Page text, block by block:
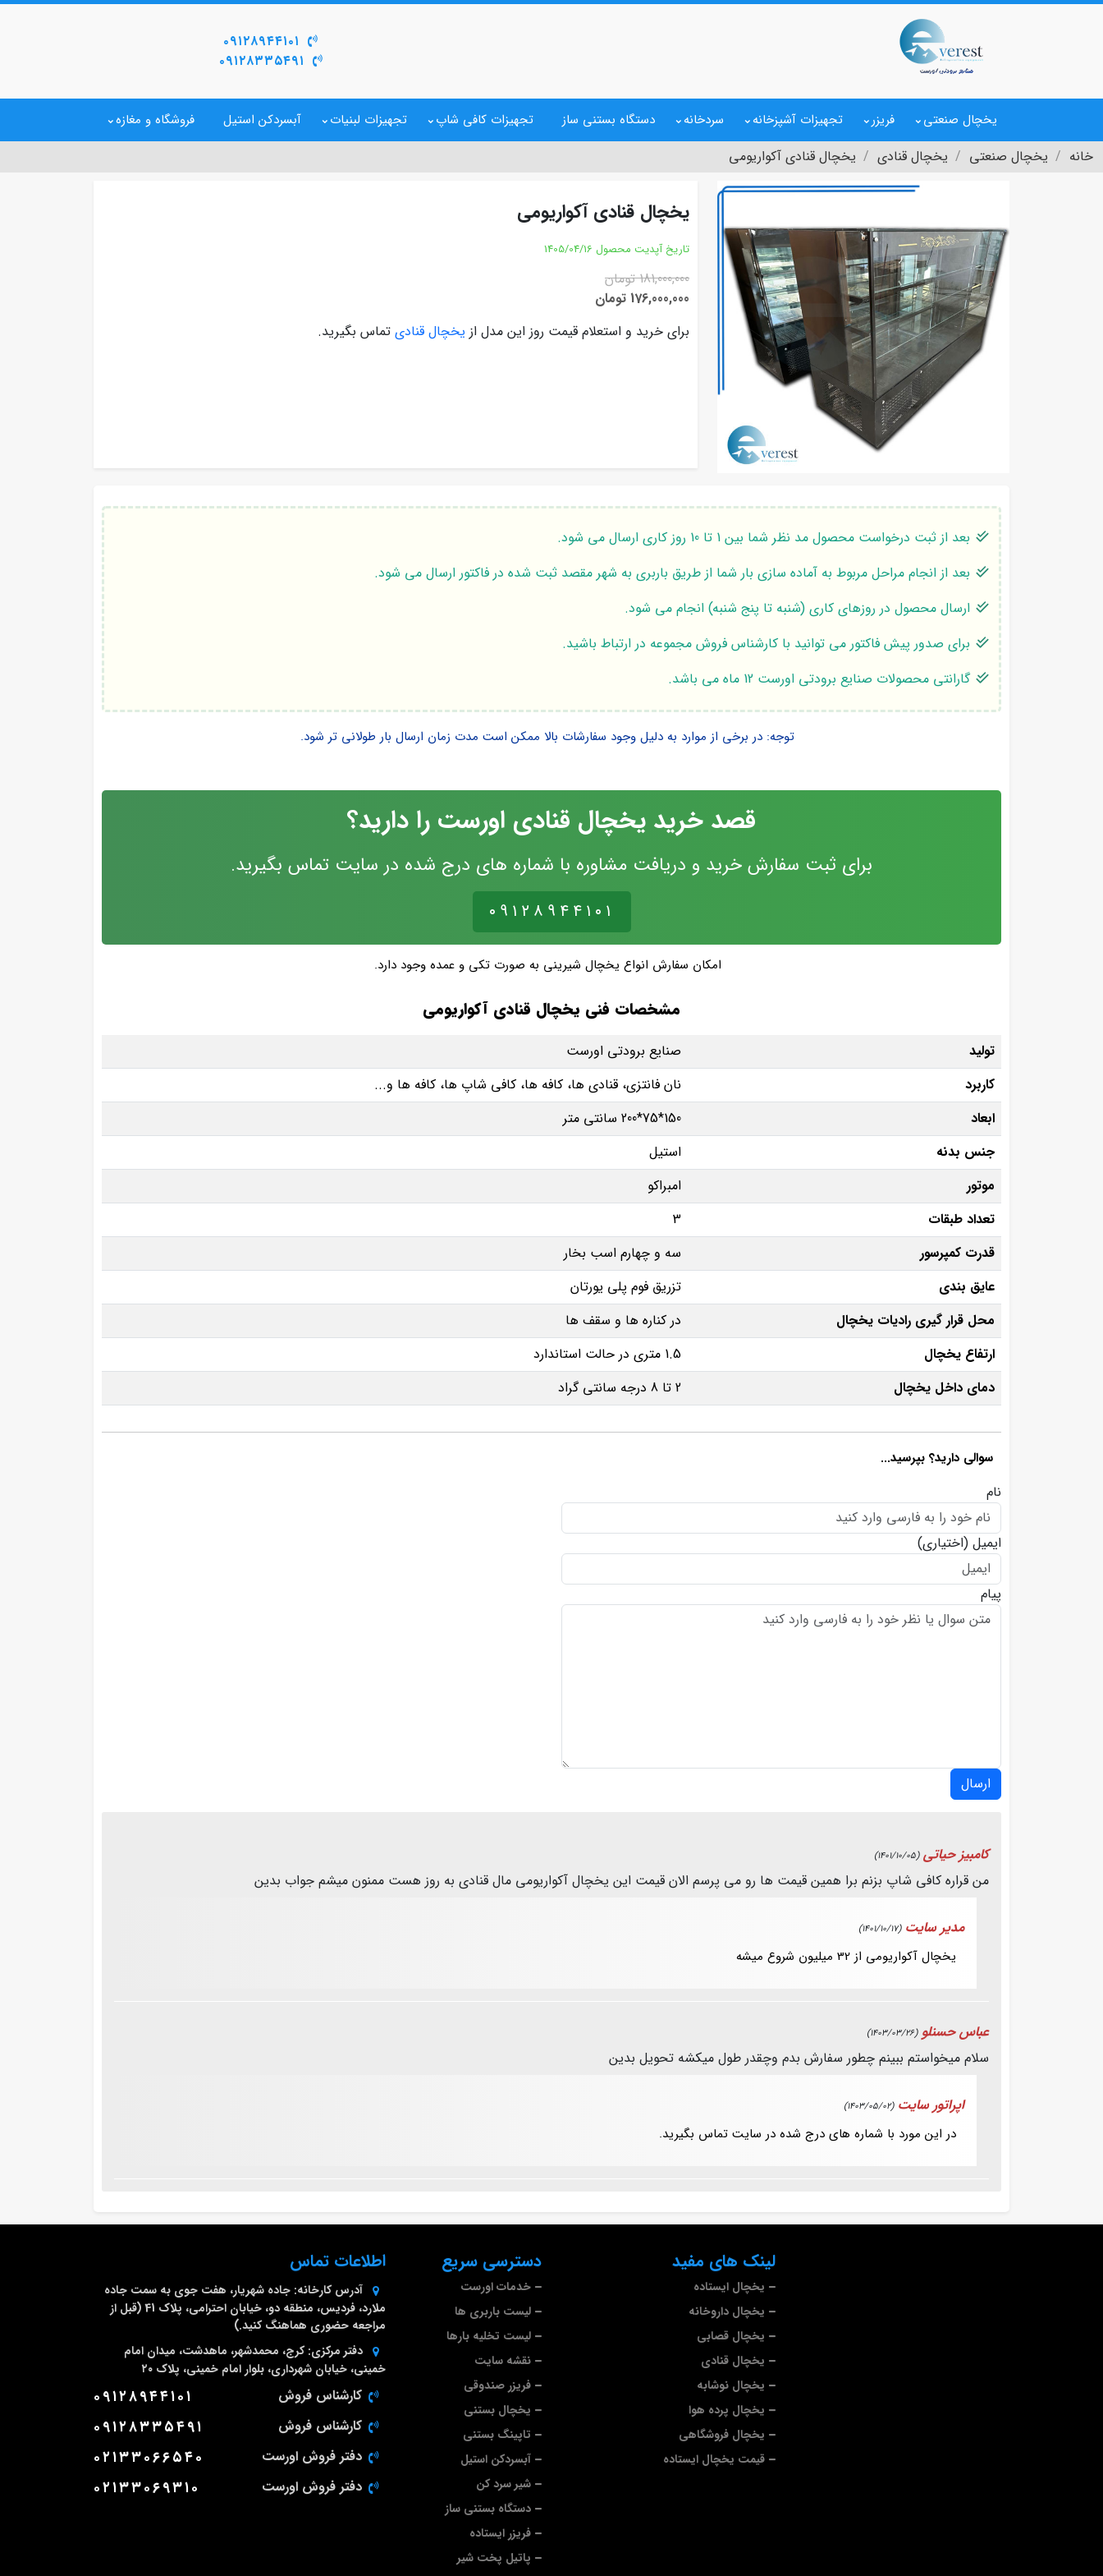
۰۹۱۲۸۹۴۴۱۰۱
۰۹۱۲۸۳۳۵۴۹۱
یخچال صنعتی فریزر تجهیزات آشپزخانه سردخانه دستگاه بستنی ساز تجهیزات کافی شاپ تجهیزات لبنیات آبسردکن استیل فروشگاه و مغازه
خانه یخچال صنعتی یخچال قنادی یخچال قنادی آکواریومی
یخچال قنادی آکواریومی
تاریخ آپدیت محصول 1405/04/16
181,000,000 تومان
176,000,000 تومان
برای خرید و استعلام قیمت روز این مدل از یخچال قنادی تماس بگیرید.
بعد از ثبت درخواست محصول مد نظر شما بین 1 تا 10 روز کاری ارسال می شود.
بعد از انجام مراحل مربوط به آماده سازی بار شما از طریق باربری به شهر مقصد ثبت شده در فاکتور ارسال می شود.
ارسال محصول در روزهای کاری (شنبه تا پنج شنبه) انجام می شود.
برای صدور پیش فاکتور می توانید با کارشناس فروش مجموعه در ارتباط باشید.
گارانتی محصولات صنایع برودتی اورست 12 ماه می باشد.
توجه: در برخی از موارد به دلیل وجود سفارشات بالا ممکن است مدت زمان ارسال بار طولانی تر شود.
قصد خرید یخچال قنادی اورست را دارید؟
برای ثبت سفارش خرید و دریافت مشاوره با شماره های درج شده در سایت تماس بگیرید.
۰۹۱۲۸۹۴۴۱۰۱
امکان سفارش انواع یخچال شیرینی به صورت تکی و عمده وجود دارد.
مشخصات فنی یخچال قنادی آکواریومی
تولید
صنایع برودتی اورست
کاربرد
نان فانتزی، قنادی ها، کافه ها، کافی شاپ ها، کافه ها و...
ابعاد
150*75*200 سانتی متر
جنس بدنه
استیل
موتور
امبراکو
تعداد طبقات
3
قدرت کمپرسور
سه و چهارم اسب بخار
عایق بندی
تزریق فوم پلی یورتان
محل قرار گیری رادیات یخچال
در کناره ها و سقف ها
ارتفاع یخچال
1.5 متری در حالت استاندارد
دمای داخل یخچال
2 تا 8 درجه سانتی گراد
سوالی دارید؟ بپرسید...
نام
ایمیل (اختیاری)
پیام
ارسال
کامبیز حیاتی (1401/10/05)
من قراره کافی شاپ بزنم برا همین قیمت ها رو می پرسم الان قیمت این یخچال آکواریومی مال قنادی به روز هست ممنون میشم جواب بدین
مدیر سایت (1401/10/17)
یخچال آکواریومی از 32 میلیون شروع میشه
عباس حسنلو(1403/03/26)
سلام میخواستم ببینم چطور سفارش بدم وچقدر طول میکشه تحویل بدین
اپراتور سایت (1403/05/02)
در این مورد با شماره های درج شده در سایت تماس بگیرید.
لینک های مفید
یخچال ایستاده
یخچال داروخانه
یخچال قصابی
یخچال قنادی
یخچال نوشابه
یخچال پرده هوا
یخچال فروشگاهی
قیمت یخچال ایستاده
دسترسی سریع
خدمات اورست
لیست باربری ها
لیست تخلیه بارها
نقشه سایت
فریزر صندوقی
یخچال بستنی
تاپینگ بستنی
آبسردکن استیل
شیر سرد کن
دستگاه بستنی ساز
فریزر ایستاده
پاتیل پخت شیر
اطلاعات تماس
آدرس کارخانه: جاده شهریار، هفت جوی به سمت جاده
ملارد، فردیس، منطقه دو، خیابان احترامی، پلاک 41 (قبل از
مراجعه حضوری هماهنگ کنید.)
دفتر مرکزی: کرج، محمدشهر، ماهدشت، میدان امام
خمینی، خیابان شهرداری، بلوار امام خمینی، پلاک ۲۰
کارشناس فروش ۰۹۱۲۸۹۴۴۱۰۱
کارشناس فروش ۰۹۱۲۸۳۳۵۴۹۱
دفتر فروش اورست ۰۲۱۳۳۰۶۶۵۴۰
دفتر فروش اورست ۰۲۱۳۳۰۶۹۳۱۰